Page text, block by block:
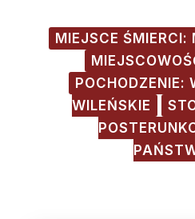
MIEJSCE
POCHODZENIE:
WILEŃSKIE